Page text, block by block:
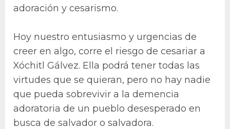
adoración y cesarismo.
Hoy nuestro entusiasmo y urgencias de
creer en algo, corre el riesgo de cesariar a
Xóchitl Gálvez. Ella podrá tener todas las
virtudes que se quieran, pero no hay nadie
que pueda sobrevivir a la demencia
adoratoria de un pueblo desesperado en
busca de salvador o salvadora.